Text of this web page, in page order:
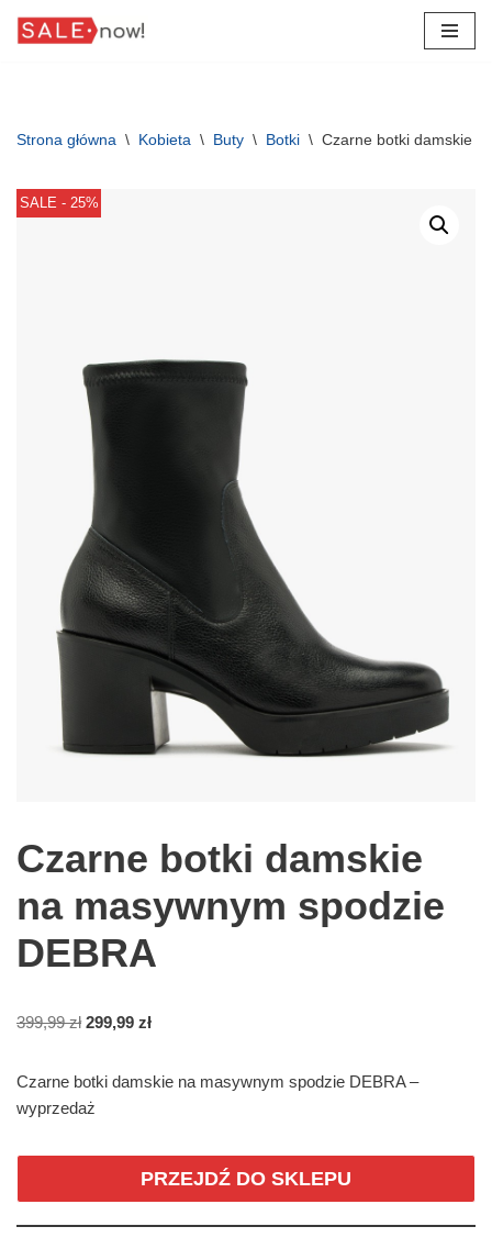
Strona główna \ Kobieta \ Buty \ Botki \ Czarne botki damskie
SALE - 25%
Czarne botki damskie
na masywnym spodzie
DEBRA
399,99zł 299,99 zł
Czarne botki damskie na masywnym spodzie DEBRA –
wyprzedaż
PRZEJDŹ DO SKLEPU